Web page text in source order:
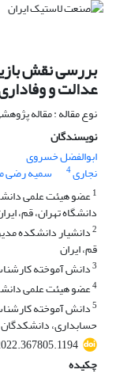
بررسی نقش
عدالت و
نوع مقاله : مقاله
نویسندگان
ابوالفضل خسروی
نجاری4 سمیه رضی
1عضو هیئت علمی
دانشگاه تهران، قم،
2دانشیار دانشکده
قم، ایران
3دانش آموخته
4عضو هیئت علمی
5دانش آموخته
حسابداری، دانشکدگان
چکیده